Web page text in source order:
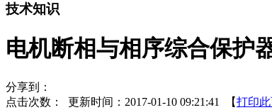
技术知识
电机断相与相序综合保护
分享到：
点击次数：
更新时间：2017-01-10 09:21:41 【打印